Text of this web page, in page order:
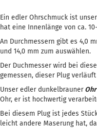
Ein edler Ohrschmuck ist
hat eine Innenlänge von ca.
An Durchmessern gibt es 4,0
und 14,0 mm zum auswählen.
Der Duchmesser wird bei
gemessen, dieser Plug
Unser edler dunkelbraunerOhr
Ohr, er ist hochwertig
Bei diesem Plug ist jedes
leicht andere Maserung hat,